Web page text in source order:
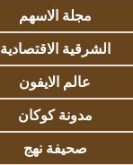
مجلة الاسهم
الشرقية الاقتصادية
عالم الايفون
مدونة كوكان
صحيفة نهج